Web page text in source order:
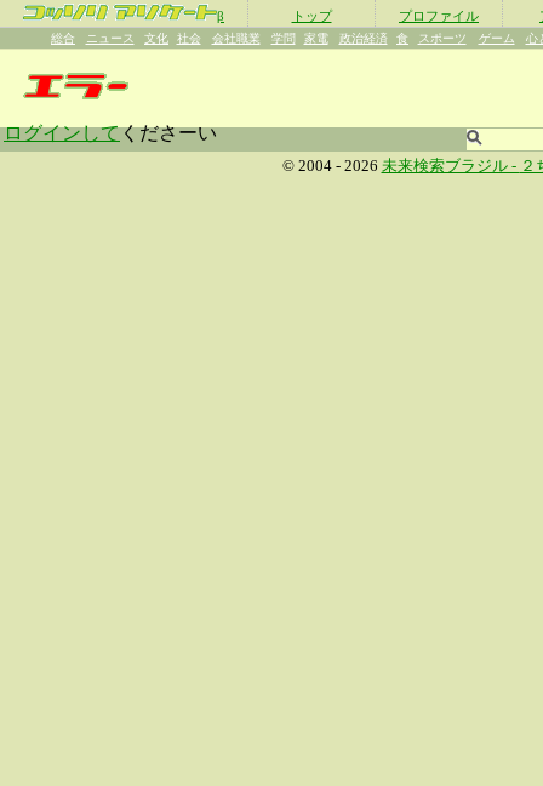
β トップ プロファイル
総合 ニュース 文化 社会 会社職業 学問 家電 政治経済 食 スポーツ ゲーム 心
ログインしてくださーい
© 2004 - 2026 未来検索ブラジル - ２